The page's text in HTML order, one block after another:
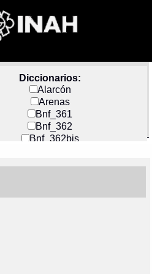
Diccionarios:
Alarcón
Arenas
Bnf_361
Bnf_362
Bnf_362bis
Docs_México